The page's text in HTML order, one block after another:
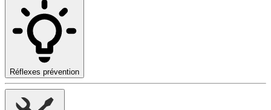
Réflexes prévention